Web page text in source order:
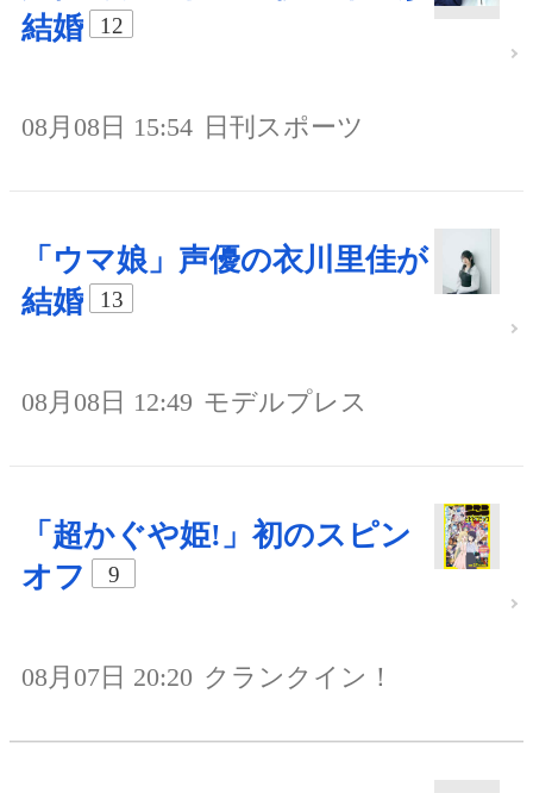
結婚
12
08月08日 15:54 日刊スポーツ
「ウマ娘」声優の衣川里佳が
結婚
13
08月08日 12:49 モデルプレス
「超かぐや姫!」初のスピン
オフ
9
08月07日 20:20 クランクイン！